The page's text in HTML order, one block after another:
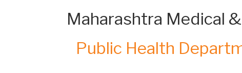
Maharashtra Medical
Public Health